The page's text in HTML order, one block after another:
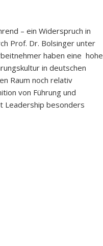
– ein Widerspruch in
Prof. Dr. Bolsinger unter
haben eine hohe
in deutschen
Raum noch relativ
von Führung und
Leadership besonders